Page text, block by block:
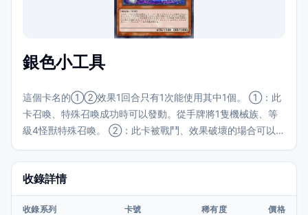
銀色小工具
這個卡名的①②效果1回合只有1次能使用其中1個。 ①：此
卡召喚、特殊召喚成功時可以發動。從手牌將1隻機械族、等
級4怪獸特殊召喚。 ②：此卡被戰鬥、效果破壞的場合可以發
獸特殊召喚。
收錄詳情
收錄系列 卡號 稀有度 價格